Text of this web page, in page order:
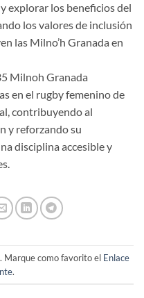
explorar los beneficios del
los valores de inclusión
las Milno’h Granada en
Milnoh Granada
en el rugby femenino de
contribuyendo al
y reforzando su
disciplina accesible y
. Marque como favorito el Enlace
.